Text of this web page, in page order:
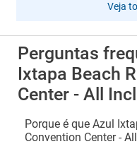
Veja
Perguntas
Ixtapa Beach
Center - All
Porque é que Azul
Convention Center -